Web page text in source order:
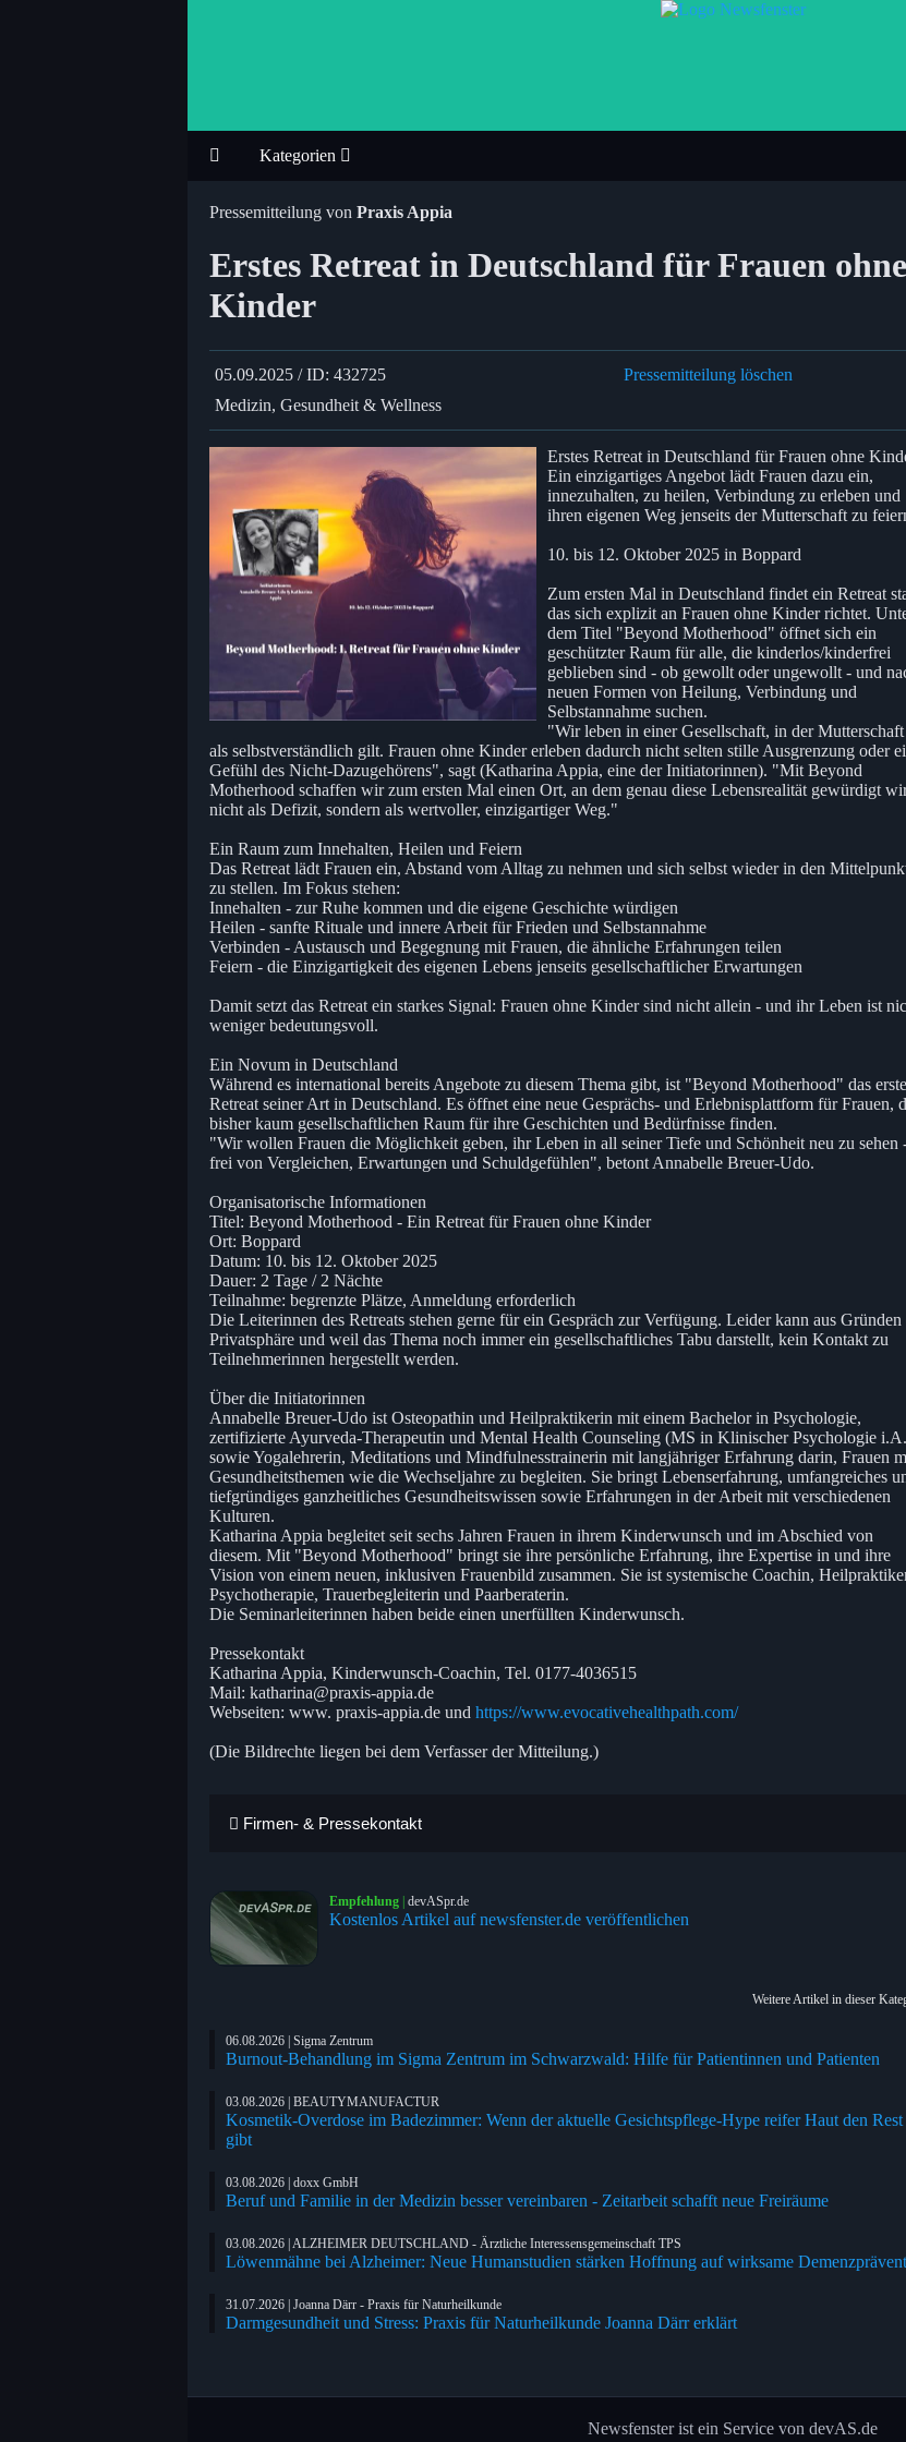
Kategorien
Pressemitteilung von Praxis Appia
Erstes Retreat in Deutschland für Frauen ohne
Kinder
05.09.2025 / ID: 432725
Pressemitteilung löschen
Medizin, Gesundheit & Wellness
Erstes Retreat in Deutschland für Frauen ohne
Ein einzigartiges Angebot lädt Frauen dazu ein,
innezuhalten, zu heilen, Verbindung zu erleben und
ihren eigenen Weg jenseits der Mutterschaft zu
10. bis 12. Oktober 2025 in Boppard
Zum ersten Mal in Deutschland findet ein Retreat
das sich explizit an Frauen ohne Kinder richtet.
dem Titel "Beyond Motherhood" öffnet sich ein
geschützter Raum für alle, die kinderlos/kinderfrei
geblieben sind - ob gewollt oder ungewollt - und
neuen Formen von Heilung, Verbindung und
Selbstannahme suchen.
"Wir leben in einer Gesellschaft, in der
als selbstverständlich gilt. Frauen ohne Kinder erleben dadurch nicht selten stille Ausgrenzung oder
Gefühl des Nicht-Dazugehörens", sagt (Katharina Appia, eine der Initiatorinnen). "Mit Beyond
Motherhood schaffen wir zum ersten Mal einen Ort, an dem genau diese Lebensrealität gewürdigt
nicht als Defizit, sondern als wertvoller, einzigartiger Weg."
Ein Raum zum Innehalten, Heilen und Feiern
Das Retreat lädt Frauen ein, Abstand vom Alltag zu nehmen und sich selbst wieder in den
zu stellen. Im Fokus stehen:
Innehalten - zur Ruhe kommen und die eigene Geschichte würdigen
Heilen - sanfte Rituale und innere Arbeit für Frieden und Selbstannahme
Verbinden - Austausch und Begegnung mit Frauen, die ähnliche Erfahrungen teilen
Feiern - die Einzigartigkeit des eigenen Lebens jenseits gesellschaftlicher Erwartungen
Damit setzt das Retreat ein starkes Signal: Frauen ohne Kinder sind nicht allein - und ihr Leben ist
weniger bedeutungsvoll.
Ein Novum in Deutschland
Während es international bereits Angebote zu diesem Thema gibt, ist "Beyond Motherhood" das erste
Retreat seiner Art in Deutschland. Es öffnet eine neue Gesprächs- und Erlebnisplattform für Frauen,
bisher kaum gesellschaftlichen Raum für ihre Geschichten und Bedürfnisse finden.
"Wir wollen Frauen die Möglichkeit geben, ihr Leben in all seiner Tiefe und Schönheit neu zu sehen
frei von Vergleichen, Erwartungen und Schuldgefühlen", betont Annabelle Breuer-Udo.
Organisatorische Informationen
Titel: Beyond Motherhood - Ein Retreat für Frauen ohne Kinder
Ort: Boppard
Datum: 10. bis 12. Oktober 2025
Dauer: 2 Tage / 2 Nächte
Teilnahme: begrenzte Plätze, Anmeldung erforderlich
Die Leiterinnen des Retreats stehen gerne für ein Gespräch zur Verfügung. Leider kann aus Gründen
Privatsphäre und weil das Thema noch immer ein gesellschaftliches Tabu darstellt, kein Kontakt zu
Teilnehmerinnen hergestellt werden.
Über die Initiatorinnen
Annabelle Breuer-Udo ist Osteopathin und Heilpraktikerin mit einem Bachelor in Psychologie,
zertifizierte Ayurveda-Therapeutin und Mental Health Counseling (MS in Klinischer Psychologie i.A.
sowie Yogalehrerin, Meditations und Mindfulnesstrainerin mit langjähriger Erfahrung darin, Frauen
Gesundheitsthemen wie die Wechseljahre zu begleiten. Sie bringt Lebenserfahrung, umfangreiches
tiefgründiges ganzheitliches Gesundheitswissen sowie Erfahrungen in der Arbeit mit verschiedenen
Kulturen.
Katharina Appia begleitet seit sechs Jahren Frauen in ihrem Kinderwunsch und im Abschied von
diesem. Mit "Beyond Motherhood" bringt sie ihre persönliche Erfahrung, ihre Expertise in und ihre
Vision von einem neuen, inklusiven Frauenbild zusammen. Sie ist systemische Coachin,
Psychotherapie, Trauerbegleiterin und Paarberaterin.
Die Seminarleiterinnen haben beide einen unerfüllten Kinderwunsch.
Pressekontakt
Katharina Appia, Kinderwunsch-Coachin, Tel. 0177-4036515
Mail: katharina@praxis-appia.de
Webseiten: www. praxis-appia.de und https://www.evocativehealthpath.com/
(Die Bildrechte liegen bei dem Verfasser der Mitteilung.)
Firmen- & Pressekontakt
Empfehlung | devASpr.de
Kostenlos Artikel auf newsfenster.de veröffentlichen
Weitere Artikel in dieser
06.08.2026 | Sigma Zentrum
Burnout-Behandlung im Sigma Zentrum im Schwarzwald: Hilfe für Patientinnen und Patienten
03.08.2026 | BEAUTYMANUFACTUR
Kosmetik-Overdose im Badezimmer: Wenn der aktuelle Gesichtspflege-Hype reifer Haut den Rest
gibt
03.08.2026 | doxx GmbH
Beruf und Familie in der Medizin besser vereinbaren - Zeitarbeit schafft neue Freiräume
03.08.2026 | ALZHEIMER DEUTSCHLAND - Ärztliche Interessensgemeinschaft TPS
Löwenmähne bei Alzheimer: Neue Humanstudien stärken Hoffnung auf wirksame
31.07.2026 | Joanna Därr - Praxis für Naturheilkunde
Darmgesundheit und Stress: Praxis für Naturheilkunde Joanna Därr erklärt
Newsfenster ist ein Service von devAS.de